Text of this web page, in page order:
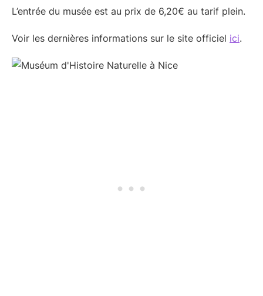
L’entrée du musée est au prix de 6,20€ au tarif plein.
Voir les dernières informations sur le site officiel ici.